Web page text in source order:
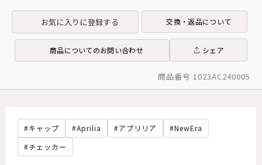
お気に入りに登録する 交換・返品について
商品についてのお問い合わせ シェア
商品番号 1023AC240005
キャップ Aprilia アプリリア
NewEra
チェッカー